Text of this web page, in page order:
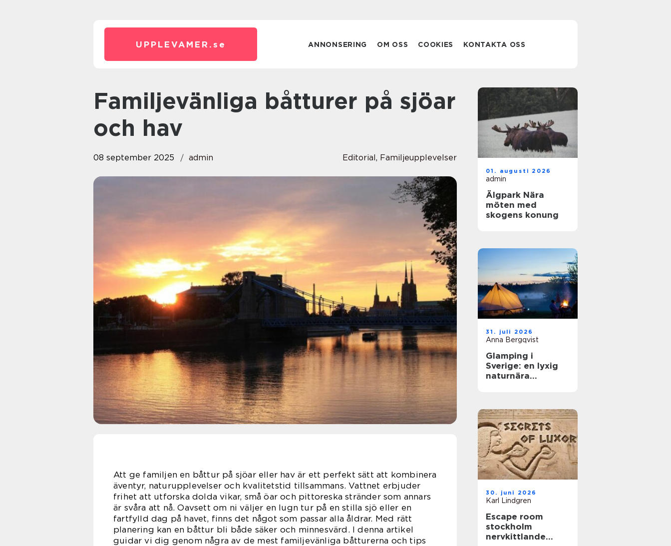
UPPLEVAMER. se ANNONSERING OM OSS COOKIES KONTAKTA OSS
Familjevänliga båtturer på sjöar
och hav
08 september 2025 admin Editorial, Familjeupplevelser
Att ge familjen en båttur på sjöar eller hav är ett perfekt sätt att kombinera
äventyr, naturupplevelser och kvalitetstid tillsammans. Vattnet erbjuder
frihet att utforska dolda vikar, små öar och pittoreska stränder som annars
är svåra att nå. Oavsett om ni väljer en lugn tur på en stilla sjö eller en
fartfylld dag på havet, finns det något som passar alla åldrar. Med rätt
planering kan en båttur bli både säker och minnesvärd. I denna artikel
guidar vi dig genom några av de mest familjevänliga båtturerna och tips
01. augusti 2026
admin
Älgpark Nära
möten med
skogens konung
31. juli 2026
Anna Bergqvist
Glamping i
Sverige: en lyxig
naturnära
30. juni 2026
Karl Lindgren
Escape room
stockholm
nervkittlande